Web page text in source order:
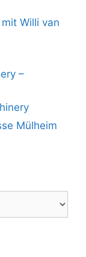
Willi van
–
Mülheim